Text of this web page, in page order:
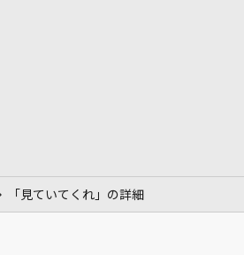
「見ていてくれ」の詳細